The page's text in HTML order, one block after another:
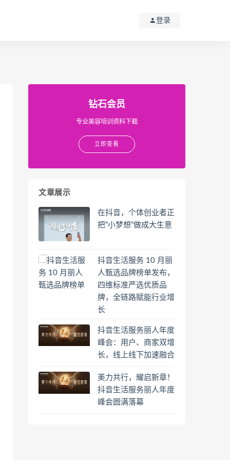
登录
钻石会员
专业美容培训资料下载
立即查看
文章展示
在抖音，个体创业者正
把“小梦想”做成大生意
抖音生活服务 10 月丽
人甄选品牌榜单发布，
四维标准严选优质品
牌，全链路赋能行业增
长
抖音生活服务丽人年度
峰会：用户、商家双增
长，线上线下加速融合
美力共行，耀启新章！
抖音生活服务丽人年度
峰会圆满落幕